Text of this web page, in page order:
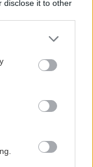
disclose it to other